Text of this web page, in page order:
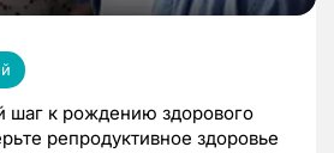
шаг к рождению здорового
репродуктивное здоровье